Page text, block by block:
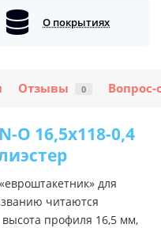
О покрытиях
Отзывы 0 Вопрос-
O 16,5х118-0,4
для
читаются
профиля 16,5 мм,